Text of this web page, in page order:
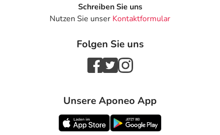
= 20 mg Tannenmistelkraut, frisch
= Viscum album
Sonstige Bestandteile: Natriumchlorid, Natriumhydroxid
zur pH-Wert-Einstellung, Wasser für Injektionszwecke
Adresse des Anbieters/Herstellers
72348 Rosenfeld
PDF des Beipackzettelskönnen Sie sich oben
Schreiben Sie uns
Nutzen Sie unser Kontaktformular
Folgen Sie uns
Unsere Aponeo App